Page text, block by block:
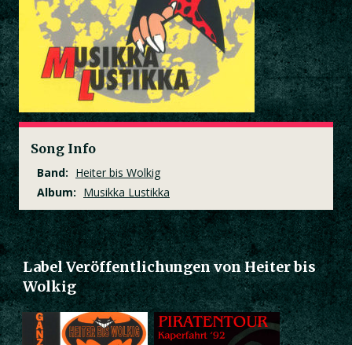
Song Info
Band: Heiter bis Wolkig
Album: Musikka Lustikka
Label Veröffentlichungen von Heiter bis
Wolkig